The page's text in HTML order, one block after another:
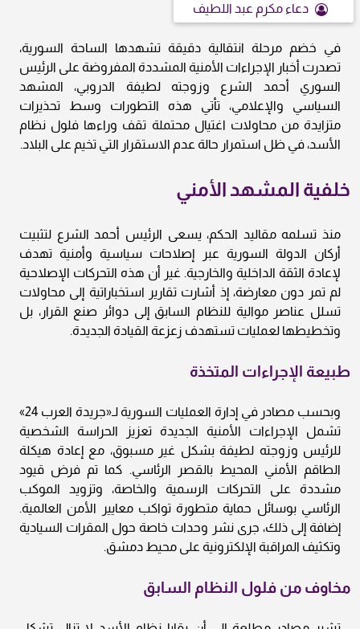
دعاء مكرم عبد اللطيف
في خضم مرحلة انتقالية دقيقة تشهدها الساحة السورية،
تصدرت أخبار الإجراءات الأمنية المشددة المفروضة على الرئيس
السوري أحمد الشرع وزوجته لطيفة الدروبي، المشهد
السياسي والإعلامي، تأتي هذه التطورات وسط تحذيرات
متزايدة من محاولات اغتيال محتملة تقف وراءها فلول نظام
الأسد، في ظل استمرار حالة عدم الاستقرار التي تخيم على البلاد.
خلفية المشهد الأمني
منذ تسلمه مقاليد الحكم، يسعى الرئيس أحمد الشرع لتثبيت
أركان الدولة السورية عبر إصلاحات سياسية وأمنية تهدف
لإعادة الثقة الداخلية والخارجية. غير أن هذه التحركات الإصلاحية
لم تمر دون معارضة، إذ أشارت تقارير استخباراتية إلى محاولات
تسلل عناصر موالية للنظام السابق إلى دوائر صنع القرار، بل
وتخطيطها لعمليات تستهدف زعزعة القيادة الجديدة.
طبيعة الإجراءات المتخذة
وبحسب مصادر في إدارة العمليات السورية لـ«جريدة العرب 24»
تشمل الإجراءات الأمنية الجديدة تعزيز الحراسة الشخصية
للرئيس وزوجته لطيفة بشكل غير مسبوق، مع إعادة هيكلة
الطاقم الأمني المحيط بالقصر الرئاسي. كما تم فرض قيود
مشددة على التحركات الرسمية والخاصة، وتزويد الموكب
الرئاسي بوسائل حماية متطورة تواكب معايير الأمن العالمية.
إضافة إلى ذلك، جرى نشر وحدات خاصة حول المقرات السيادية
وتكثيف المراقبة الإلكترونية على محيط دمشق.
مخاوف من فلول النظام السابق